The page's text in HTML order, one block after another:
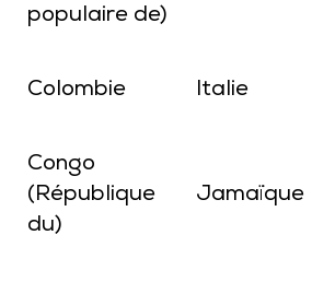
populaire de)
Colombie Italie
Congo
(République
du)
Jamaïque